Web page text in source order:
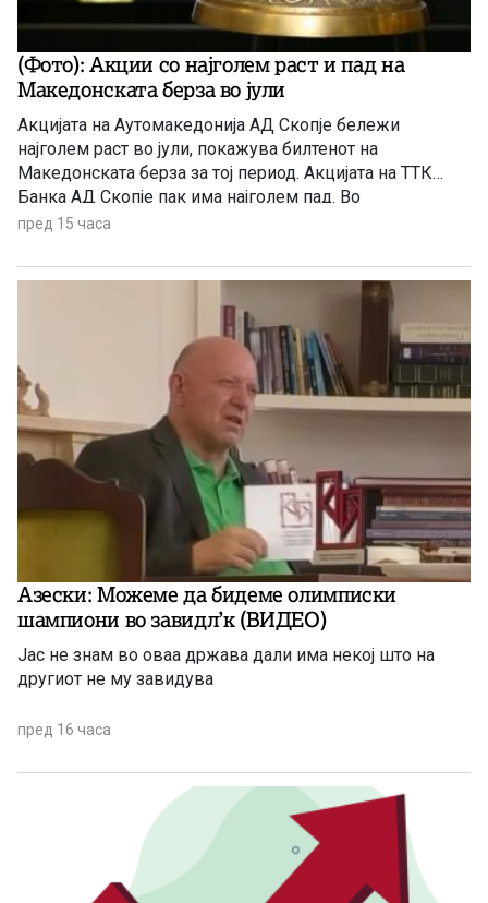
(Фото): Акции со најголем раст и пад на
Македонската берза во јули
Акцијата на Аутомакедонија АД Скопје бележи
најголем раст во јули, покажува билтенот на
Македонската берза за тој период. Акцијата на ТТК
Банка АД Скопје пак има најголем пад. Во
продолжение целосно и другите акции со најголем
пред 15 часа
Азески: Можеме да бидеме олимписки
шампиони во завидл’к (ВИДЕО)
Јас не знам во оваа држава дали има некој што на
другиот не му завидува
пред 16 часа